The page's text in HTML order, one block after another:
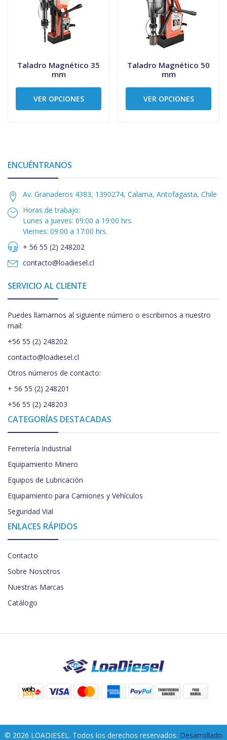
Taladro Magnético 35
mm
VER OPCIONES
Taladro Magnético 50
mm
VER OPCIONES
ENCUÉNTRANOS
Av. Granaderos 4383, 1390274, Calama, Antofagasta, Chile
Horas de trabajo:
Lunes a Jueves: 09:00 a 19:00 hrs.
Viernes: 09:00 a 17:00 hrs.
+ 56 55 (2) 248202
contacto@loadiesel.cl
SERVICIO AL CLIENTE
Puedes llamarnos al siguiente número o escribirnos a nuestro
mail:
+56 55 (2) 248202
contacto@loadiesel.cl
Otros números de contacto:
+ 56 55 (2) 248201
+56 55 (2) 248203
CATEGORÍAS DESTACADAS
Ferretería Industrial
Equipamiento Minero
Equipos de Lubricación
Equipamiento para Camiones y Vehículos
Seguridad Vial
ENLACES RÁPIDOS
Contacto
Sobre Nosotros
Nuestras Marcas
Catálogo
© 2026 LOADIESEL. Todos los derechos reservados. Desarrollado